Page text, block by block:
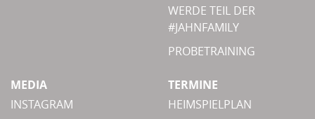
WERDE TEIL DER
#JAHNFAMILY
PROBETRAINING
MEDIA
INSTAGRAM
TERMINE
HEIMSPIELPLAN